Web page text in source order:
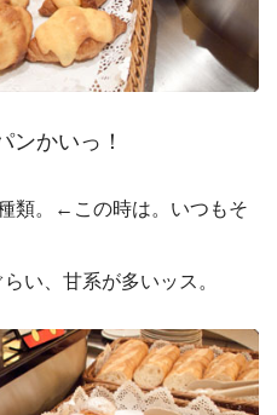
ンかいっ！
類。←この時は。いつもそ
い、甘系が多いッス。